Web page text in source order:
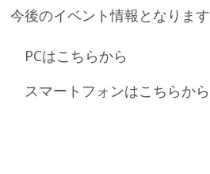
今後のイベント情報となります
PCはこちらから
スマートフォンはこちらから